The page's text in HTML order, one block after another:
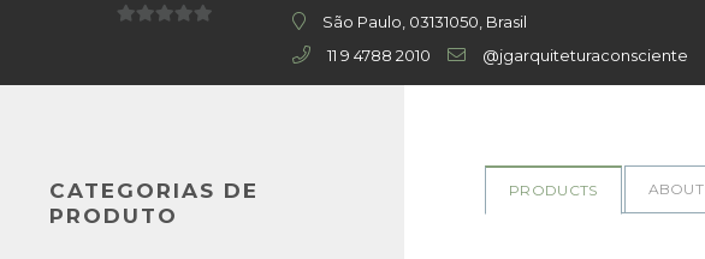
São Paulo, 03131050, Brasil
11 9 4788 2010
@jgarquiteturaconsciente
PRODUCTS ABOUT
CATEGORIAS DE
PRODUTO